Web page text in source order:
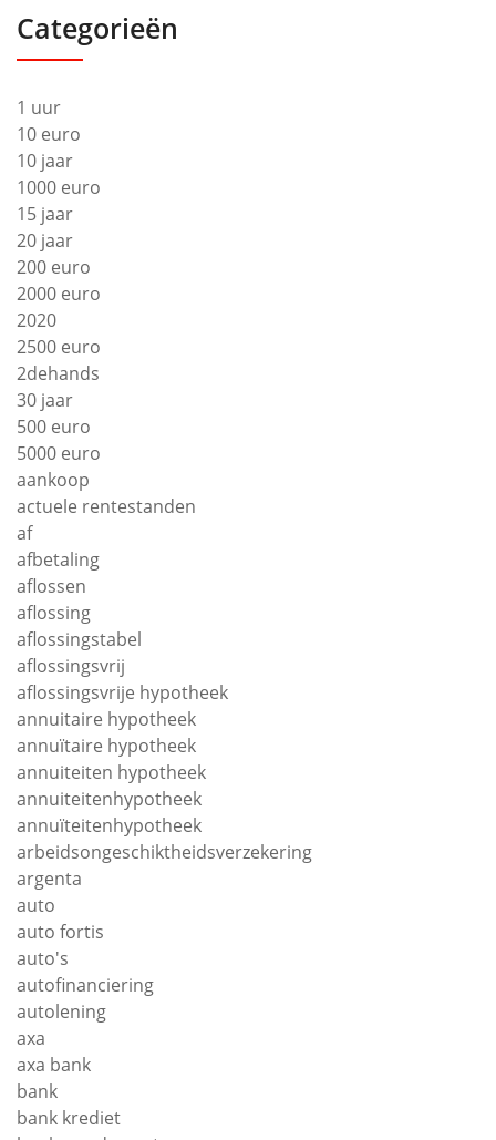
Categorieën
1 uur
10 euro
10 jaar
1000 euro
15 jaar
20 jaar
200 euro
2000 euro
2020
2500 euro
2dehands
30 jaar
500 euro
5000 euro
aankoop
actuele rentestanden
af
afbetaling
aflossen
aflossing
aflossingstabel
aflossingsvrij
aflossingsvrije hypotheek
annuitaire hypotheek
annuïtaire hypotheek
annuiteiten hypotheek
annuiteitenhypotheek
annuïteitenhypotheek
arbeidsongeschiktheidsverzekering
argenta
auto
auto fortis
auto's
autofinanciering
autolening
axa
axa bank
bank
bank krediet